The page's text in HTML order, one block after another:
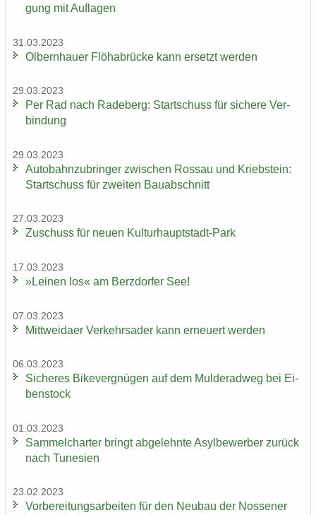
gung mit Auf­la­gen
31.03.2023
Ol­bern­hau­er Flöha­b­rü­cke kann er­setzt wer­den
29.03.2023
Per Rad nach Ra­de­berg: Start­schuss für si­che­re Ver­
bin­dung
29.03.2023
Au­to­bahn­zu­brin­ger zwi­schen Ros­sau und Krieb­stein:
Start­schuss für zwei­ten Bau­ab­schnitt
27.03.2023
Zu­schuss für neuen Kulturhauptstadt-​Park
17.03.2023
»Lei­nen los« am Berz­dor­fer See!
07.03.2023
Mitt­wei­da­er Ver­kehrs­ader kann er­neu­ert wer­den
06.03.2023
Si­che­res Bi­ke­ver­gnü­gen auf dem Mul­derad­weg bei Ei­
ben­stock
01.03.2023
Sam­mel­char­ter bringt ab­ge­lehn­te Asyl­be­wer­ber zu­rück
nach Tu­ne­si­en
23.02.2023
Vor­be­rei­tungs­ar­bei­ten für den Neu­bau der Nos­se­ner